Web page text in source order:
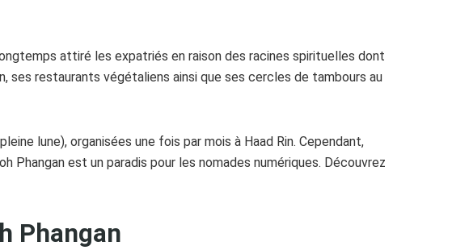
attiré les expatriés en raison des racines spirituelles dont
ses restaurants végétaliens ainsi que ses cercles de tambours au
lune), organisées une fois par mois à Haad Rin. Cependant,
est un paradis pour les nomades numériques. Découvrez
Phangan